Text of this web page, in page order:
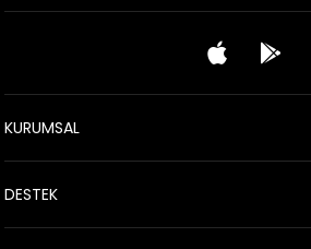
KURUMSAL
DESTEK